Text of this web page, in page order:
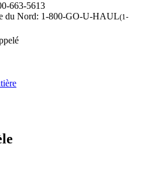
663-5613
du Nord: 1-800-GO-U-HAUL(1-